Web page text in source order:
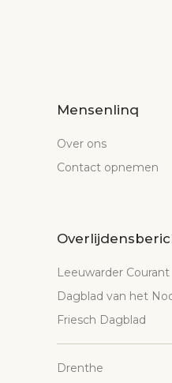
Mensenlinq
Over ons
Contact opnemen
Leeuwarder Courant
Dagblad van het
Friesch Dagblad
Drenthe